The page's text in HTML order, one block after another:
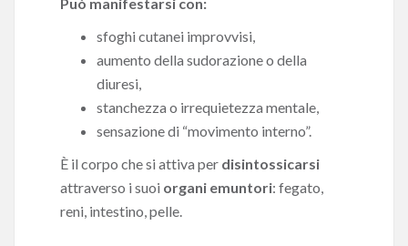
sfoghi cutanei improvvisi,
aumento della sudorazione o della
diuresi,
stanchezza o irrequietezza mentale,
sensazione di “movimento interno”.
È il corpo che si attiva per disintossicarsi
attraverso i suoi organi emuntori: fegato,
reni, intestino, pelle.